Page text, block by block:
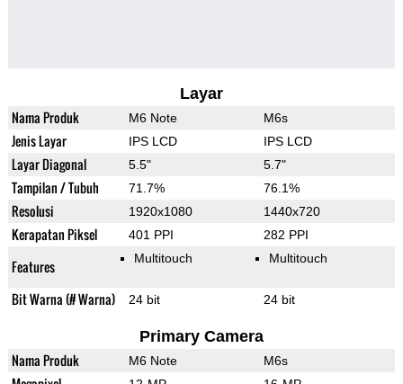
Layar
Nama Produk M6 Note M6s
Jenis Layar IPS LCD IPS LCD
Layar Diagonal 5.5" 5.7"
Tampilan / Tubuh 71.7% 76.1%
Resolusi 1920x1080 1440x720
Kerapatan Piksel 401 PPI 282 PPI
Features Multitouch Multitouch
Bit Warna (# Warna) 24 bit 24 bit
Primary Camera
Nama Produk M6 Note M6s